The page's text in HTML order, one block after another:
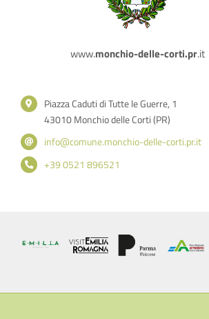
www.monchio-delle-corti.pr.it
Piazza Caduti di Tutte le Guerre, 1
43010 Monchio delle Corti (PR)
info@comune.monchio-delle-corti.pr.it
+39 0521 896521